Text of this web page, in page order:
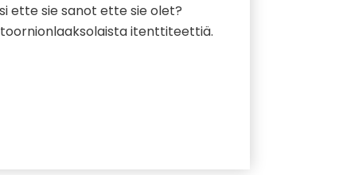
ette sie sanot ette sie olet?
itenttiteettiä.